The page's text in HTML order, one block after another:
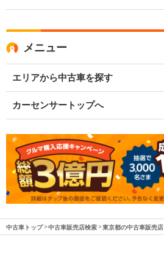
メニュー
エリアから中古車を探す
カーセンサートップへ
中古車トップ 中古車販売店検索 東京都の中古車販売店